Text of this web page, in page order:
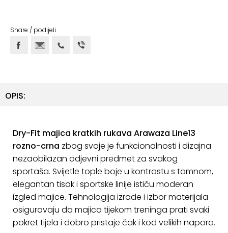
Rehabilitacija
ostalo
torbe
ruksaci
Igre
Razonoda
Odjeća
Share / podijeli
OPIS:
Dry-Fit majica kratkih rukava Arawaza Line13
rozno-crna zbog svoje je funkcionalnosti i dizajna
nezaobilazan odjevni predmet za svakog
sportaša. Svijetle tople boje u kontrastu s tamnom,
elegantan tisak i sportske linije ističu moderan
izgled majice. Tehnologija izrade i izbor materijala
osiguravaju da majica tijekom treninga prati svaki
pokret tijela i dobro pristaje čak i kod velikih napora.